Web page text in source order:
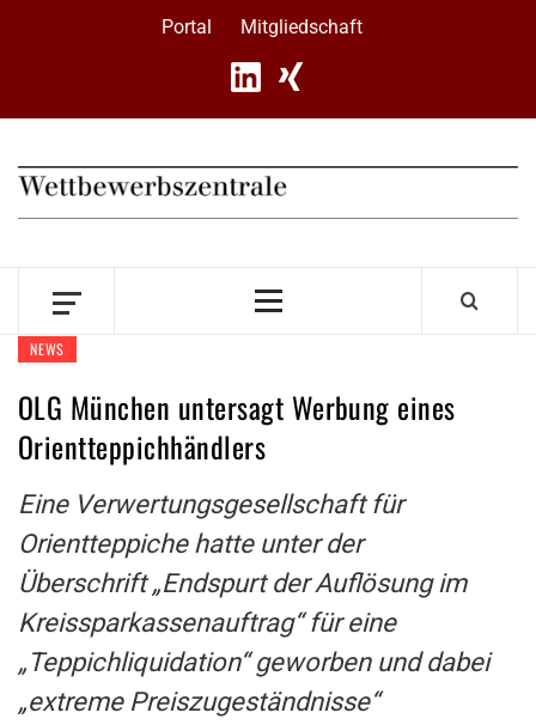
Portal Mitgliedschaft
Primary
NEWS
OLG München untersagt Werbung eines
Orientteppichhändlers
Eine Verwertungsgesellschaft für
Orientteppiche hatte unter der
Überschrift „Endspurt der Auflösung im
Kreissparkassenauftrag“ für eine
„Teppichliquidation“ geworben und dabei
„extreme Preiszugeständnisse“